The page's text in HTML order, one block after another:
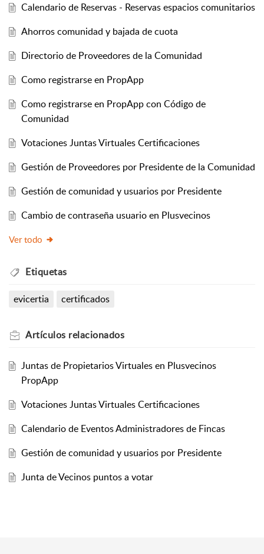
Calendario de Reservas - Reservas espacios comunitarios
Ahorros comunidad y bajada de cuota
Directorio de Proveedores de la Comunidad
Como registrarse en PropApp
Como registrarse en PropApp con Código de
Comunidad
Votaciones Juntas Virtuales Certificaciones
Gestión de Proveedores por Presidente de la Comunidad
Gestión de comunidad y usuarios por Presidente
Cambio de contraseña usuario en Plusvecinos
Ver todo
Etiquetas
evicertia certificados
Artículos relacionados
Juntas de Propietarios Virtuales en Plusvecinos
PropApp
Votaciones Juntas Virtuales Certificaciones
Calendario de Eventos Administradores de Fincas
Gestión de comunidad y usuarios por Presidente
Junta de Vecinos puntos a votar